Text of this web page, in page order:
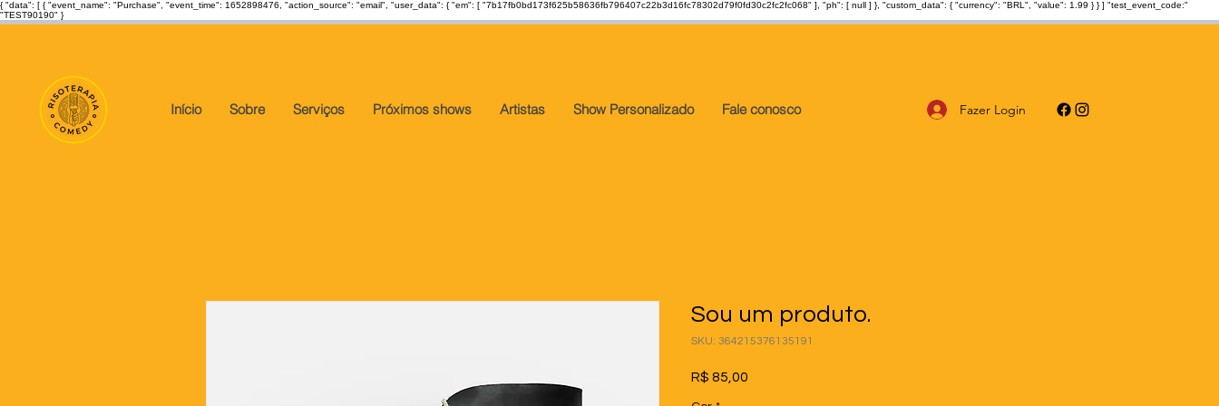
{ "data": [ { "event_name": "Purchase", "event_time": 1652898476, "action_source": "email", "user_data": { "em": [ "7b17fb0bd173f625b58636fb796407c22b3d16fc78302d79f0fd30c2fc2fc068" ], "ph": [ null ] }, "custom_data": { "currency": "BRL", "value": 1.99 } } ] "test_event_code:"
"TEST90190" }
Início Sobre Serviços Próximos shows Artistas Show Personalizado Fale conosco Fazer Login
Sou um produto.
SKU: 364215376135191
R$ 85,00